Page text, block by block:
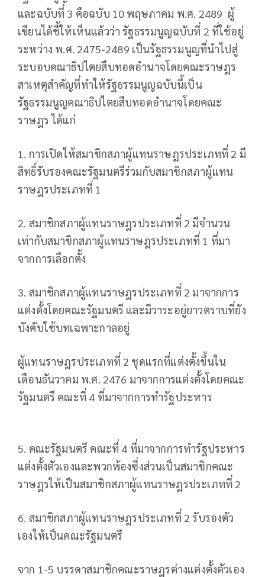
และฉบับที่ 3 คือฉบับ 10 พฤษภาคม พ.ศ. 2489 ผู้
เขียนได้ชี้ให้เห็นแล้วว่า รัฐธรรมนูญฉบับที่ 2 ที่ใช้อยู่
ระหว่าง พ.ศ. 2475-2489 เป็นรัฐธรรมนูญที่นำไปสู่
ระบอบคณาธิปไตยสืบทอดอำนาจโดยคณะราษฎร
สาเหตุสำคัญที่ทำให้รัฐธรรมนูญฉบับนี้เป็น
รัฐธรรมนูญคณาธิปไตยสืบทอดอำนาจโดยคณะ
ราษฎร ได้แก่
1. การเปิดให้สมาชิกสภาผู้แทนราษฎรประเภทที่ 2 มี
สิทธิ์รับรองคณะรัฐมนตรีร่วมกับสมาชิกสภาผู้แทน
ราษฎรประเภทที่ 1
2. สมาชิกสภาผู้แทนราษฎรประเภทที่ 2 มีจำนวน
เท่ากับสมาชิกสภาผู้แทนราษฎรประเภทที่ 1 ที่มา
จากการเลือกตั้ง
3. สมาชิกสภาผู้แทนราษฎรประเภทที่ 2 มาจากการ
แต่งตั้งโดยคณะรัฐมนตรี และมีวาระอยู่ยาวตราบที่ยัง
บังคับใช้บทเฉพาะกาลอยู่
ผู้แทนราษฎรประเภทที่ 2 ชุดแรกที่แต่งตั้งขึ้นใน
เดือนธันวาคม พ.ศ. 2476 มาจากการแต่งตั้งโดยคณะ
รัฐมนตรี คณะที่ 4 ที่มาจากการทำรัฐประหาร
5. คณะรัฐมนตรี คณะที่ 4 ที่มาจากการทำรัฐประหาร
แต่งตั้งตัวเองและพวกพ้องซึ่งส่วนเป็นสมาชิกคณะ
ราษฎรให้เป็นสมาชิกสภาผู้แทนราษฎรประเภทที่ 2
6. สมาชิกสภาผู้แทนราษฎรประเภทที่ 2 รับรองตัว
เองให้เป็นคณะรัฐมนตรี
จาก 1-5 บรรดาสมาชิกคณะราษฎรต่างแต่งตั้งตัวเอง